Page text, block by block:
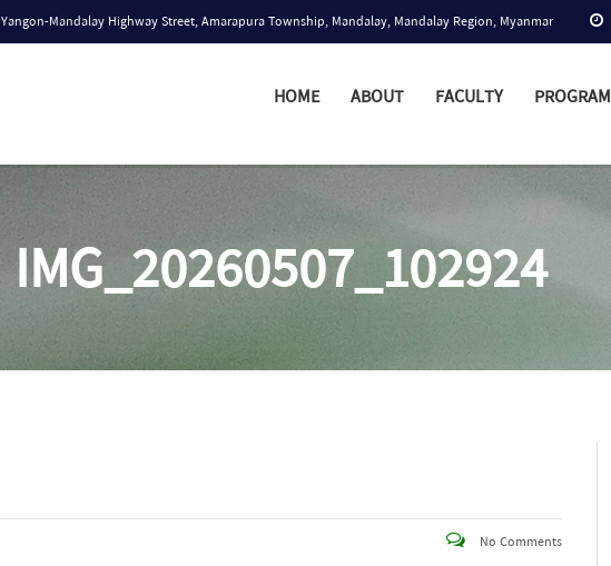
Yangon-Mandalay Highway Street, Amarapura Township, Mandalay, Mandalay Region, Myanmar
HOME ABOUT FACULTY PROGRAM
IMG_20260507_102924
No Comments